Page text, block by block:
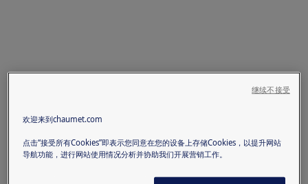
欢迎来到chaumet.com
点击“接受所有Cookies”即表示您同意在您的设备上存储Cookies，以提升网站
导航功能，进行网站使用情况分析并协助我们开展营销工作。
继续不接受